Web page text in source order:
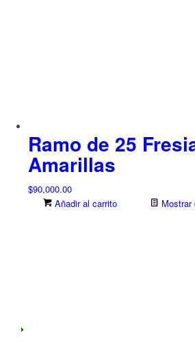
Ramo de 25
Amarillas
$90,000.00
Añadir al carrito
Mostrar